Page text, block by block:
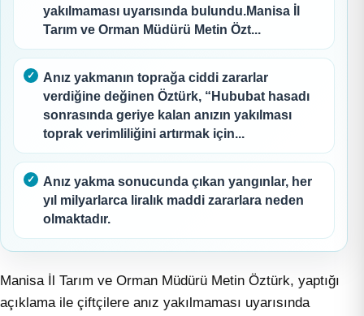
yakılmaması uyarısında bulundu.Manisa İl
Tarım ve Orman Müdürü Metin Özt...
Anız yakmanın toprağa ciddi zararlar
verdiğine değinen Öztürk, “Hububat hasadı
sonrasında geriye kalan anızın yakılması
toprak verimliliğini artırmak için...
Anız yakma sonucunda çıkan yangınlar, her
yıl milyarlarca liralık maddi zararlara neden
olmaktadır.
Manisa İl Tarım ve Orman Müdürü Metin Öztürk, yaptığı
açıklama ile çiftçilere anız yakılmaması uyarısında